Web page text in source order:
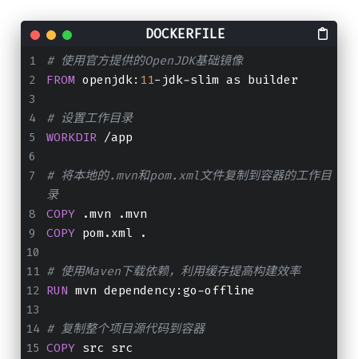
# 使用官方提供的OpenJDK基础镜像
FROM openjdk: 11-jdk-slim as builder
# 设置工作目录
WORKDIR /app
# 将本地的.mvn和pom.xml文件复制到容器的工作目
录
COPY .mvn .mvn
COPY pom.xml .
# 使用Maven下载依赖，利用缓存提高构建效率
RUN mvn dependency:go-offline
# 复制整个项目源代码到容器
COPY src src